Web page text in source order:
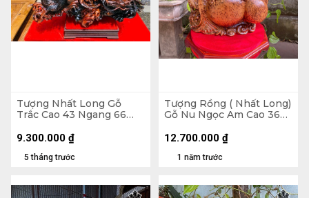
Tượng Nhất Long Gỗ
Trắc Cao 43 Ngang 66
5 tháng trước
9.300.000 ₫
Tượng Rồng ( Nhất Long)
Gỗ Nu Ngọc Am Cao 36
1 năm trước
12.700.000 ₫